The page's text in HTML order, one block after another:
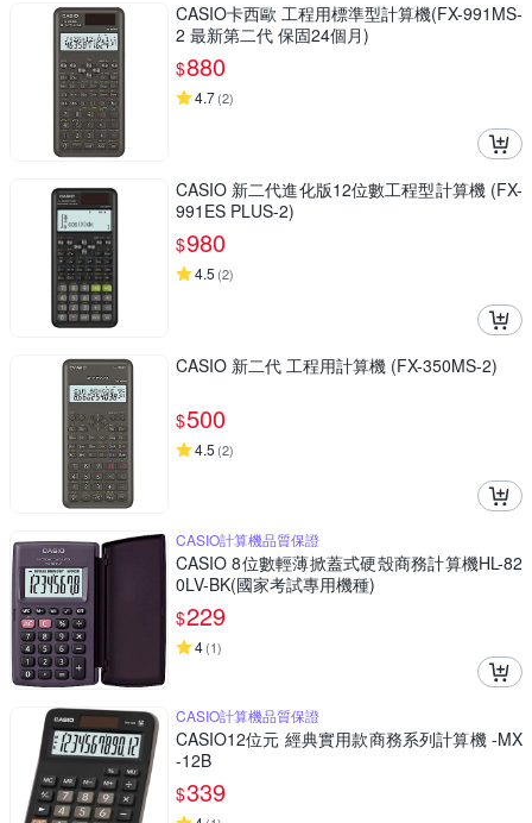
CASIO卡西歐 工程用標準型計算機(FX-991MS-
2 最新第二代 保固24個月)
$880
4.7(2)
CASIO 新二代進化版12位數工程型計算機 (FX-
991ES PLUS-2)
$980
4.5 (2)
CASIO 新二代 工程用計算機 (FX-350MS-2)
$500
4.5 (2)
CASIO計算機品質保證
CASIO 8位數輕薄掀蓋式硬殼商務計算機HL-82
0LV-BK(國家考試專用機種)
$229
4(1)
CASIO計算機品質保證
CASIO12位元 經典實用款商務系列計算機 -MX
-12B
$339